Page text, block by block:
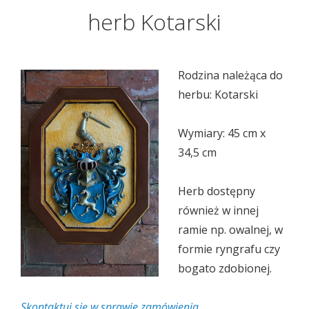
herb Kotarski
Rodzina należąca do
herbu: Kotarski
Wymiary: 45 cm x
34,5 cm
Herb dostępny
również w innej
ramie np. owalnej, w
formie ryngrafu czy
bogato zdobionej.